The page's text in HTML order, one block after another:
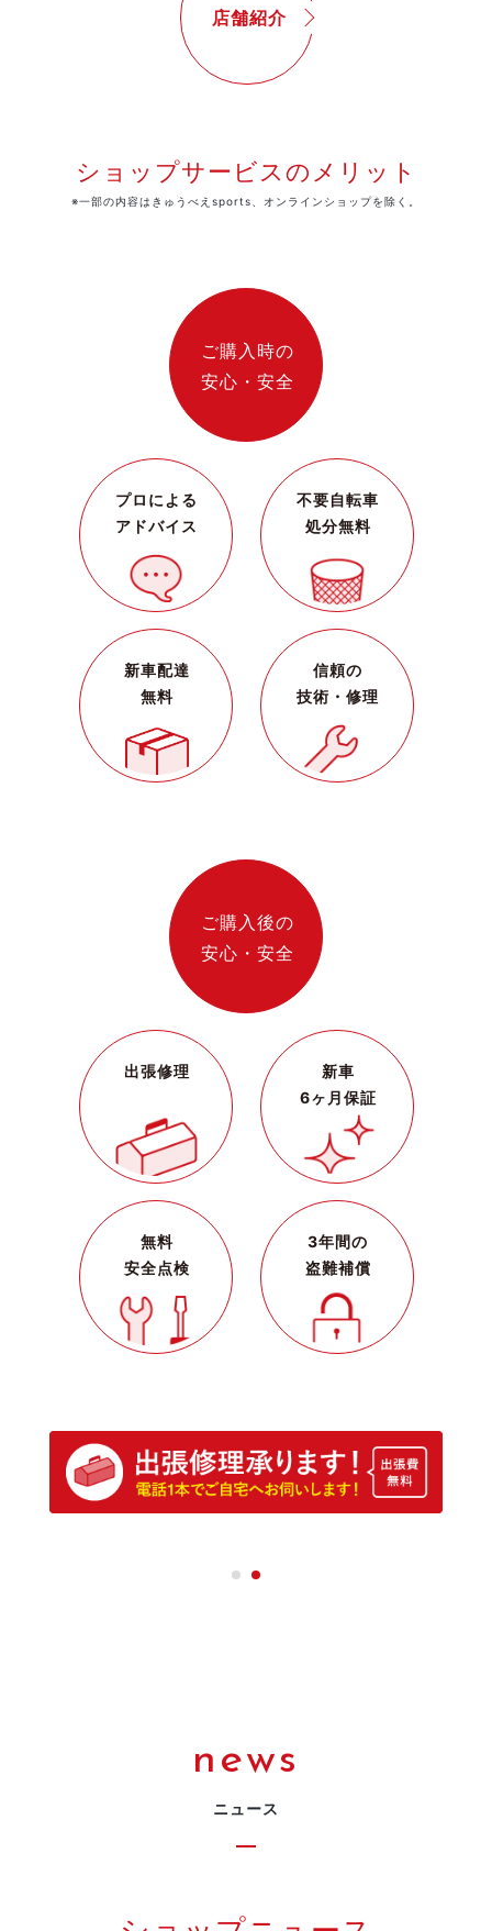
店舗紹介
ショップサービスのメリット
※一部の内容はきゅうべえsports、オンラインショップを除く。
ご購入時の
安心・安全
プロによる
アドバイス
不要自転車
処分無料
新車配達
無料
信頼の
技術・修理
ご購入後の
安心・安全
出張修理
新車
6ヶ月保証
無料
安全点検
3年間の
盗難補償
news
ニュース